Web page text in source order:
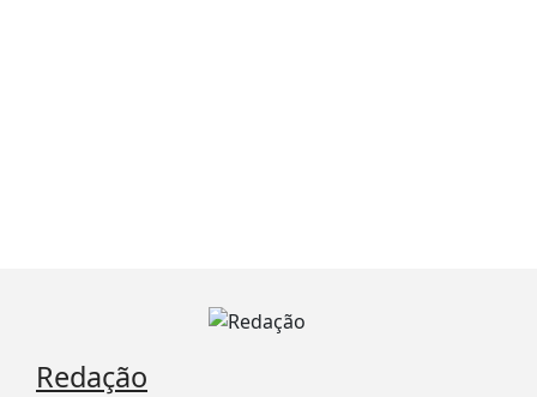
Redação